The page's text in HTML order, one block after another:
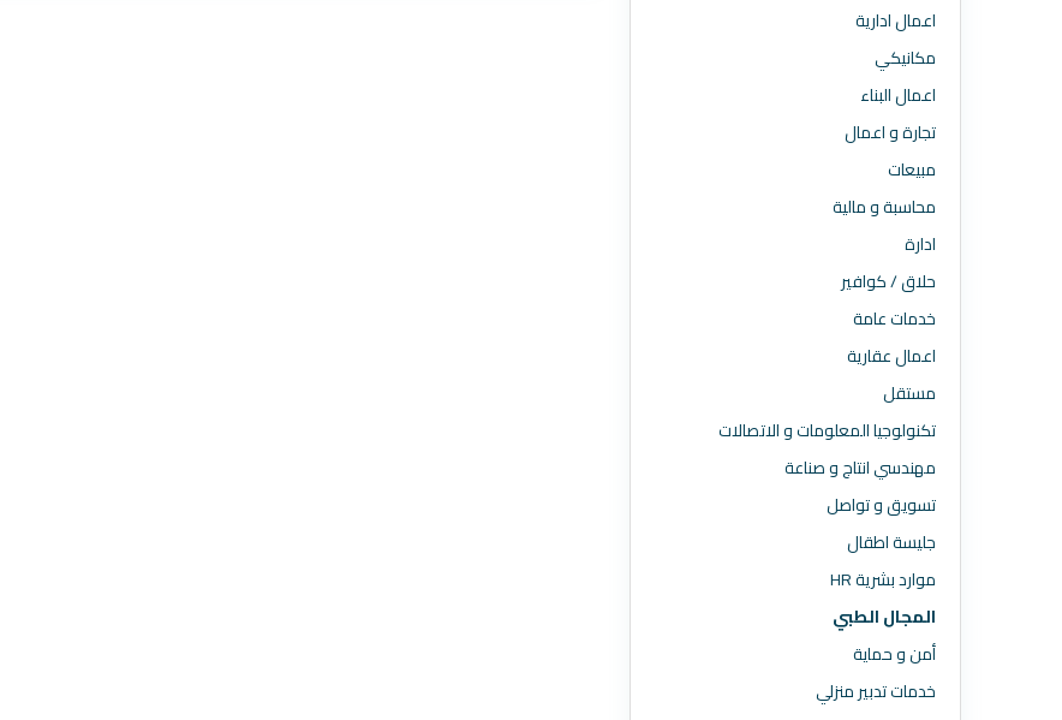
اعمال ادارية
مكانيكي
اعمال البناء
تجارة و اعمال
مبيعات
محاسبة و مالية
ادارة
حلاق / كوافير
خدمات عامة
اعمال عقارية
مستقل
تكنولوجيا المعلومات و الاتصالات
مهندسي انتاج و صناعة
تسويق و تواصل
جليسة اطقال
موارد بشرية HR
المجال الطبي
أمن و حماية
خدمات تدبير منزلي